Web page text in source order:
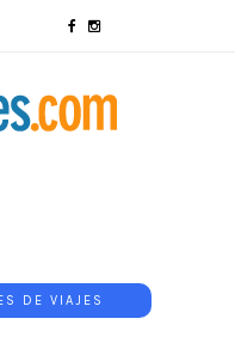
DE VIAJES